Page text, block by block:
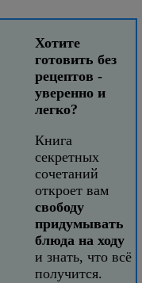
Хотите
готовить без
рецептов -
уверенно и
легко?
Книга
секретных
сочетаний
откроет вам
свободу
придумывать
блюда на ходу
и знать, что всё
получится.